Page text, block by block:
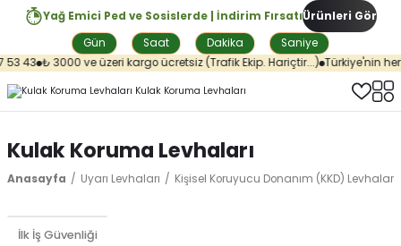
Yağ Emici Ped ve Sosislerde | İndirim Fırsatı
Gün
Saat Dakika Saniye
Ürünleri Gör
43 ₺ 3000 ve üzeri kargo ücretsiz (Trafik Ekip. Hariçtir...) Türkiye'nin her
Kulak Koruma Levhaları
Anasayfa Uyarı Levhaları Kişisel Koruyucu Donanım (KKD) Levhaları
İlk İş Güvenliği